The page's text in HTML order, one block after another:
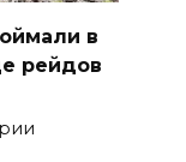
в
рейдов